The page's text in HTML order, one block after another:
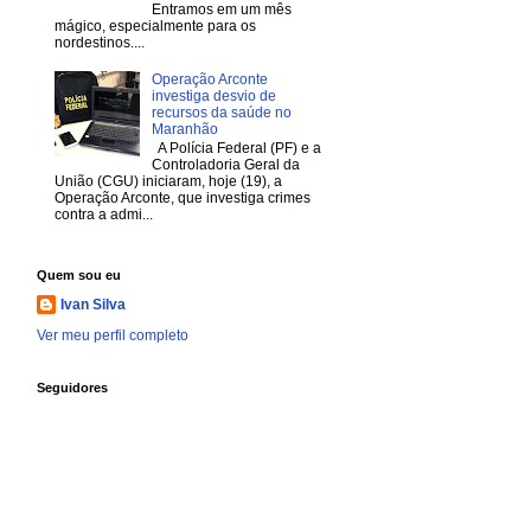
Entramos em um mês
mágico, especialmente para os
nordestinos....
Operação Arconte
investiga desvio de
recursos da saúde no
Maranhão
A Polícia Federal (PF) e a
Controladoria Geral da
União (CGU) iniciaram, hoje (19), a
Operação Arconte, que investiga crimes
contra a admi...
Quem sou eu
Ivan Silva
Ver meu perfil completo
Seguidores